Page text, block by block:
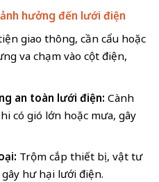
hưởng đến lưới điện
giao thông, cần cẩu hoặc
va chạm vào cột điện,
an toàn lưới điện: Cành
có gió lớn hoặc mưa, gây
Trộm cắp thiết bị, vật tư
hư hại lưới điện.